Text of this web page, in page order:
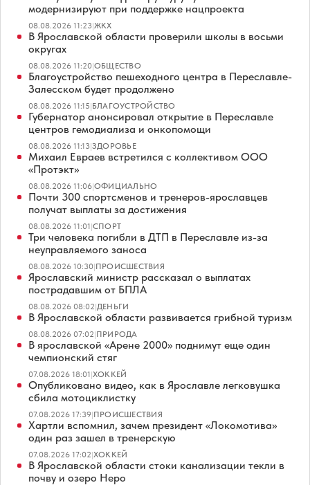
модернизируют при поддержке нацпроекта
08.08.2026 11:23|ЖКХ
В Ярославской области проверили школы в восьми
округах
08.08.2026 11:20|ОБЩЕСТВО
Благоустройство пешеходного центра в Переславле-
Залесском будет продолжено
08.08.2026 11:15|БЛАГОУСТРОЙСТВО
Губернатор анонсировал открытие в Переславле
центров гемодиализа и онкопомощи
08.08.2026 11:13|ЗДОРОВЬЕ
Михаил Евраев встретился с коллективом ООО
«Протэкт»
08.08.2026 11:06|ОФИЦИАЛЬНО
Почти 300 спортсменов и тренеров-ярославцев
получат выплаты за достижения
08.08.2026 11:01|СПОРТ
Три человека погибли в ДТП в Переславле из-за
неуправляемого заноса
08.08.2026 10:30|ПРОИСШЕСТВИЯ
Ярославский министр рассказал о выплатах
пострадавшим от БПЛА
08.08.2026 08:02|ДЕНЬГИ
В Ярославской области развивается грибной туризм
08.08.2026 07:02|ПРИРОДА
В ярославской «Арене 2000» поднимут еще один
чемпионский стяг
07.08.2026 18:01|ХОККЕЙ
Опубликовано видео, как в Ярославле легковушка
сбила мотоциклистку
07.08.2026 17:39|ПРОИСШЕСТВИЯ
Хартли вспомнил, зачем президент «Локомотива»
один раз зашел в тренерскую
07.08.2026 17:02|ХОККЕЙ
В Ярославской области стоки канализации текли в
почву и озеро Неро